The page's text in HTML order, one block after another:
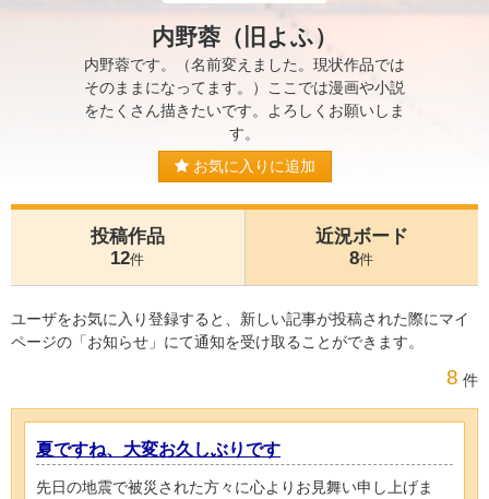
内野蓉（旧よふ）
内野蓉です。（名前変えました。現状作品では
そのままになってます。）ここでは漫画や小説
をたくさん描きたいです。よろしくお願いしま
す。
お気に入りに追加
投稿作品
12件
近況ボード
8件
ユーザをお気に入り登録すると、新しい記事が投稿された際にマイ
ページの「お知らせ」にて通知を受け取ることができます。
8 件
夏ですね、大変お久しぶりです
先日の地震で被災された方々に心よりお見舞い申し上げま